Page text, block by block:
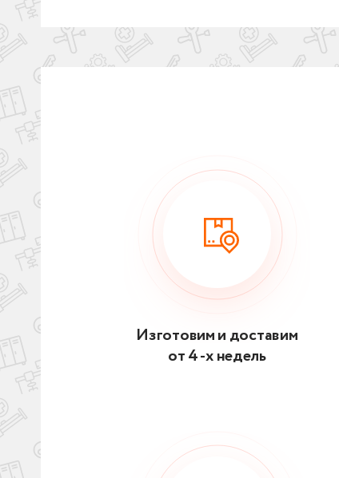
Изготовим и доставим
от 4 -х недель